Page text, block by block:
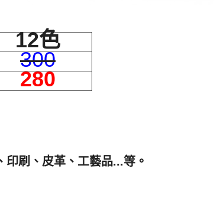
12色
300
280
刷、皮革、工藝品...等。